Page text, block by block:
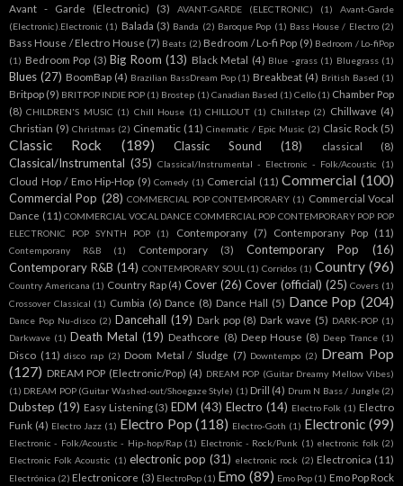
Avant - Garde (Electronic)
(3) AVANT-GARDE (ELECTRONIC) (1)
Avant-Garde
(Electronic).Electronic (1) Balada (3) Banda (2) Baroque Pop (1) Bass House / Electro (2)
Bass House / Electro House (7) Beats (2) Bedroom / Lo-fi Pop (9) Bedroom / Lo-fiPop
(1) Bedroom Pop (3) Big Room (13) Black Metal (4) Blue -grass (1) Bluegrass (1)
Blues (27) BoomBap (4) Brazilian BassDream Pop (1) Breakbeat (4) British Based (1)
Britpop (9) BRITPOP INDIE POP (1) Brostep (1) Canadian Based (1) Cello (1) Chamber Pop
(8) CHILDREN'S MUSIC (1) Chill House (1) CHILLOUT (1) Chillstep (2) Chillwave (4)
Christian (9) Christmas (2) Cinematic (11) Cinematic / Epic Music (2) Clasic Rock (5)
Classic Rock (189) Classic Sound (18) classical (8)
Classical/Instrumental (35) Classical/Instrumental - Electronic - Folk/Acoustic (1)
Cloud Hop / Emo Hip-Hop (9) Comedy (1) Comercial (11) Commercial (100)
Commercial Pop (28) COMMERCIAL POP CONTEMPORARY (1) Commercial Vocal
Dance (11) COMMERCIAL VOCAL DANCE COMMERCIAL POP CONTEMPORARY POP POP
ELECTRONIC POP SYNTH POP
(1) Contemporany (7) Contemporany Pop (11)
Contemporany R&B (1) Contemporary (3) Contemporary Pop
(16)
Contemporary R&B (14) CONTEMPORARY SOUL (1) Corridos (1) Country (96)
Country Americana (1) Country Rap (4) Cover (26) Cover (official) (25) Covers (1)
Crossover Classical (1) Cumbia (6) Dance (8) Dance Hall (5) Dance Pop (204)
Dance Pop Nu-disco (2) Dancehall (19) Dark pop (8) Dark wave (5) DARK-POP (1)
Darkwave (1) Death Metal (19) Deathcore (8) Deep House (8) Deep Trance (1)
Disco (11) disco rap (2) Doom Metal / Sludge (7) Downtempo (2) Dream Pop
(127) DREAM POP (Electronic/Pop) (4) DREAM POP (Guitar Dreamy Mellow Vibes)
(1) DREAM POP (Guitar Washed-out/Shoegaze Style) (1) Drill (4) Drum N Bass / Jungle (2)
Dubstep (19) Easy Listening (3) EDM (43) Electro (14) Electro Folk (1) Electro
Funk (4) Electro Jazz (1) Electro Pop (118) Electro-Goth (1) Electronic (99)
Electronic - Folk/Acoustic - Hip-hop/Rap (1) Electronic - Rock/Punk (1) electronic folk (2)
Electronic Folk Acoustic (1) electronic pop (31) electronic rock (2) Electronica (11)
Electrónica (2) Electronicore (3) ElectroPop (1) Emo (89) Emo Pop (1) Emo Pop Rock